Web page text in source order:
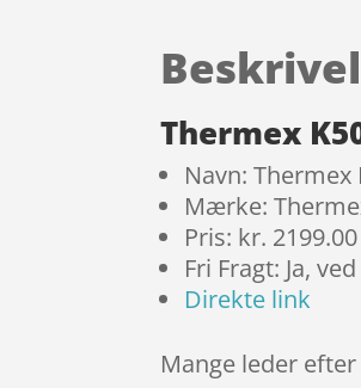
Thermex
Navn:
Mærke:
Pris: kr. 2199.00
Fri Fragt: Ja,
Direkte link
Mange leder